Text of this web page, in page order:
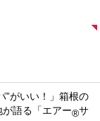
”がいい！」箱根の
語る「エアー®サ